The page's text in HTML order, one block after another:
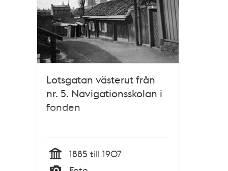
Lotsgatan västerut från
nr. 5. Navigationsskolan i
fonden
Tid
1885 till 1907